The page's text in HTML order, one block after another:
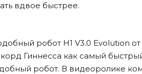
вдвое быстрее.
робот H1 V3.0 Evolution
Гиннесса как самый
робот. В видеоролике